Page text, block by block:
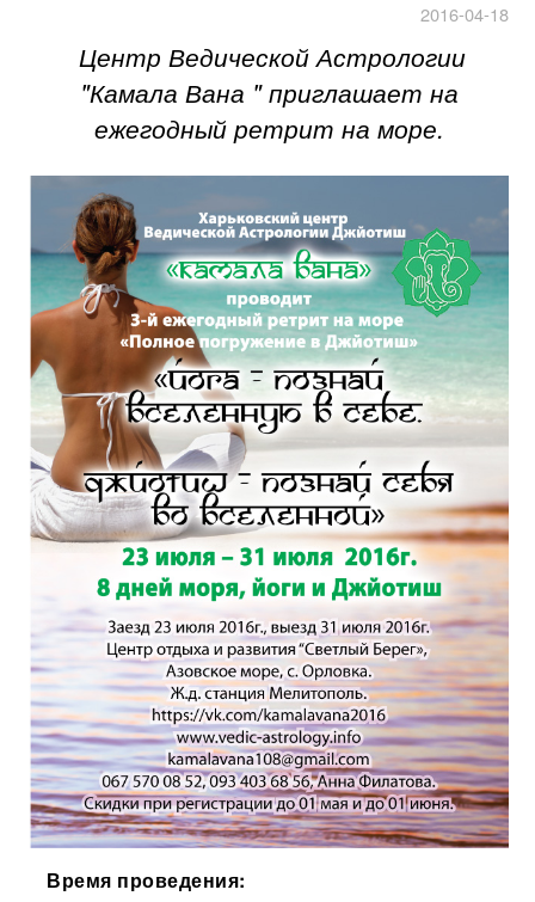
2016-04-18
Центр Ведической Астрологии
"Камала Вана " приглашает на
ежегодный ретрит на море.
Время проведения: